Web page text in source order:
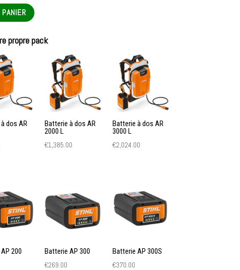
propre pack
dos AR
Batterie à dos AR
2000 L
€1,385.00
Batterie à dos AR
3000 L
€2,024.00
200
Batterie AP 300
€269.00
Batterie AP 300S
€370.00